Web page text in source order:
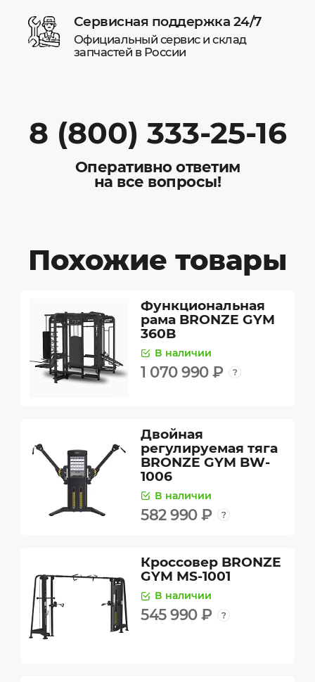
Сервисная поддержка 24/7
Официальный сервис и склад
запчастей в России
8 (800) 333-25-16
Оперативно ответим
на все вопросы!
Похожие товары
Функциональная
рама BRONZE GYM
360B
В наличии
1 070 990 ₽
Двойная
регулируемая тяга
BRONZE GYM BW-
1006
В наличии
582 990 ₽
Кроссовер BRONZE
GYM MS-1001
В наличии
545 990 ₽